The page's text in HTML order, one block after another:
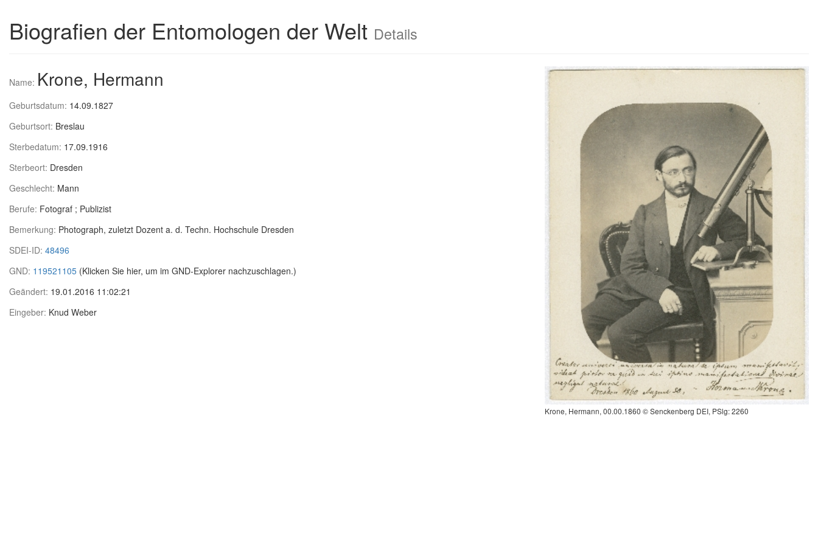
Biografien der Entomologen der Welt Details
Krone, Hermann, 00.00.1860 © Senckenberg DEI, PSlg: 2260
Name: Krone, Hermann
Geburtsdatum: 14.09.1827
Geburtsort: Breslau
Sterbedatum: 17.09.1916
Sterbeort: Dresden
Geschlecht: Mann
Berufe: Fotograf ; Publizist
Bemerkung: Photograph, zuletzt Dozent a. d. Techn. Hochschule Dresden
SDEI-ID: 48496
GND: 119521105 (Klicken Sie hier, um im GND-Explorer nachzuschlagen.)
Geändert: 19.01.2016 11:02:21
Eingeber: Knud Weber